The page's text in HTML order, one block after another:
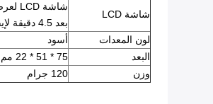
شاشة LCD
شاشة LCD لعرض وضبط المعلمات
بعد 4.5 دقيقة لإيقاف تشغيل شاشة LCD تلقائيًا لتوفير الطاقة
لون المعدات
أسود
البعد
75 * 51 * 22 مم (L × W × H)
وزن
120 جرام